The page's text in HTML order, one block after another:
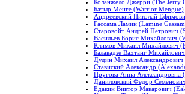
Коланжело Джерри (The Jerry
Батыр Менге (Warrior Mengue)
Андреевский Николай
Гассама Ламин (Lamine
Старовойт Андрей Петрович
Васильев Борис Михайлович
Климов Михаил Михайлович
Балавадзе Вахтанг
Дудин Михаил
Ставиский Александр
Пругова Анна Александровна
Даниловский Фёдор
Едакин Виктор Макарович